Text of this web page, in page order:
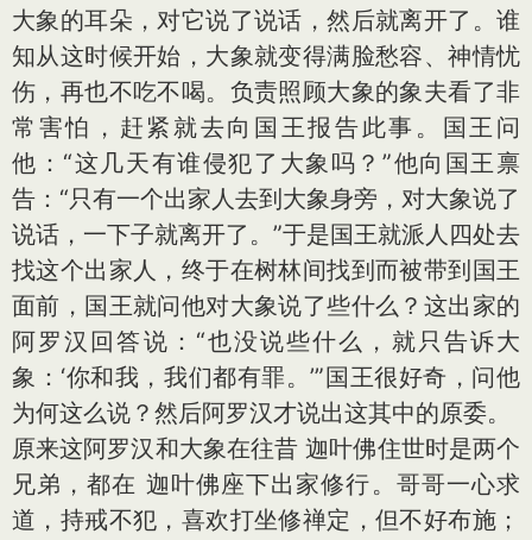
大象的耳朵，对它说了说话，然后就离开了。谁
知从这时候开始，大象就变得满脸愁容、神情忧
伤，再也不吃不喝。负责照顾大象的象夫看了非
常害怕，赶紧就去向国王报告此事。国王问
他：“这几天有谁侵犯了大象吗？”他向国王禀
告：“只有一个出家人去到大象身旁，对大象说了
说话，一下子就离开了。”于是国王就派人四处去
找这个出家人，终于在树林间找到而被带到国王
面前，国王就问他对大象说了些什么？这出家的
阿罗汉回答说：“也没说些什么，就只告诉大
象：‘你和我，我们都有罪。’”国王很好奇，问他
为何这么说？然后阿罗汉才说出这其中的原委。
原来这阿罗汉和大象在往昔 迦叶佛住世时是两个
兄弟，都在 迦叶佛座下出家修行。哥哥一心求
道，持戒不犯，喜欢打坐修禅定，但不好布施；